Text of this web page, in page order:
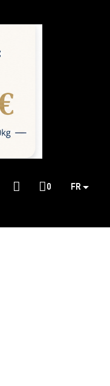
0 FR